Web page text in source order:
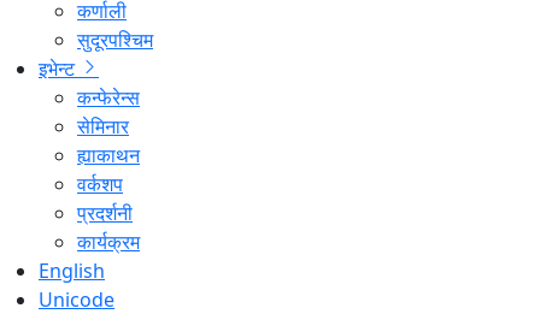
कर्णाली
सुदूरपश्चिम
इभेन्ट
कन्फेरेन्स
सेमिनार
ह्याकाथन
वर्कशप
प्रदर्शनी
कार्यक्रम
English
Unicode